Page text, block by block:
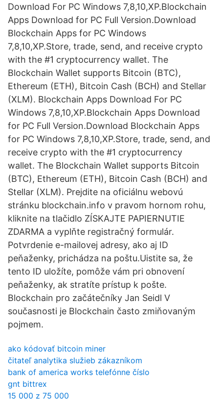
Download For PC Windows 7,8,10,XP.Blockchain
Apps Download for PC Full Version.Download
Blockchain Apps for PC Windows
7,8,10,XP.Store, trade, send, and receive crypto
with the #1 cryptocurrency wallet. The
Blockchain Wallet supports Bitcoin (BTC),
Ethereum (ETH), Bitcoin Cash (BCH) and Stellar
(XLM). Blockchain Apps Download For PC
Windows 7,8,10,XP.Blockchain Apps Download
for PC Full Version.Download Blockchain Apps
for PC Windows 7,8,10,XP.Store, trade, send, and
receive crypto with the #1 cryptocurrency
wallet. The Blockchain Wallet supports Bitcoin
(BTC), Ethereum (ETH), Bitcoin Cash (BCH) and
Stellar (XLM). Prejdite na oficiálnu webovú
stránku blockchain.info v pravom hornom rohu,
kliknite na tlačidlo ZÍSKAJTE PAPIERNUTIE
ZDARMA a vyplňte registračný formulár.
Potvrdenie e-mailovej adresy, ako aj ID
peňaženky, prichádza na poštu.Uistite sa, že
tento ID uložíte, pomôže vám pri obnovení
peňaženky, ak stratíte prístup k pošte.
Blockchain pro začátečníky Jan Seidl V
současnosti je Blockchain často zmiňovaným
pojmem.
ako kódovať bitcoin miner
čitateľ analytika služieb zákazníkom
bank of america works telefónne číslo
gnt bittrex
15 000 z 75 000